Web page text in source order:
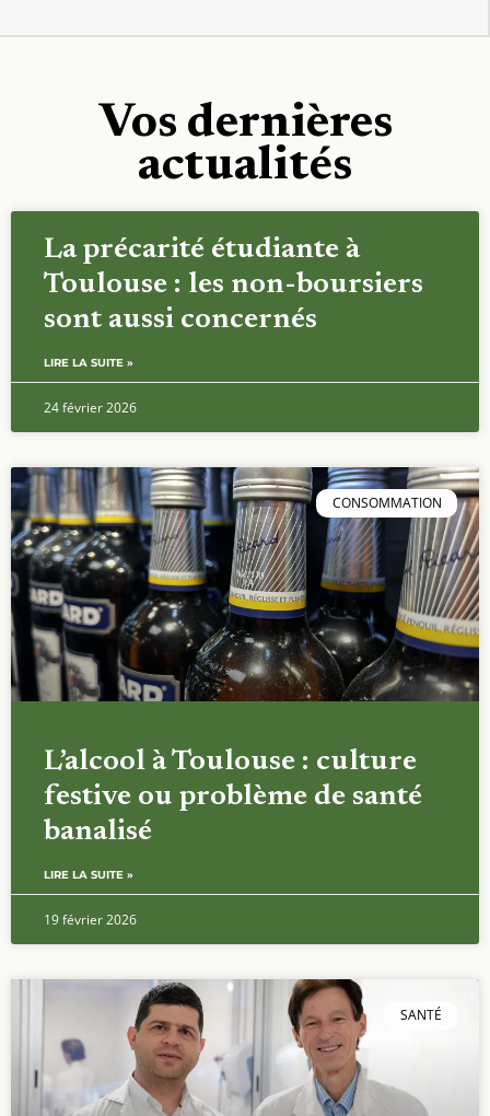
Vos dernières
actualités
La précarité étudiante à
Toulouse : les non-boursiers
sont aussi concernés
LIRE LA SUITE »
24 février 2026
CONSOMMATION
L’alcool à Toulouse : culture
festive ou problème de santé
banalisé
LIRE LA SUITE »
19 février 2026
SANTÉ